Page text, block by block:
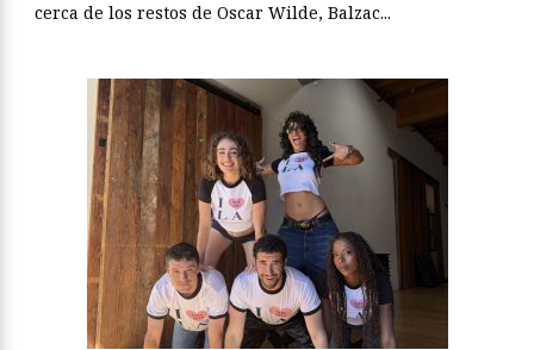
cerca de los restos de Oscar Wilde, Balzac...